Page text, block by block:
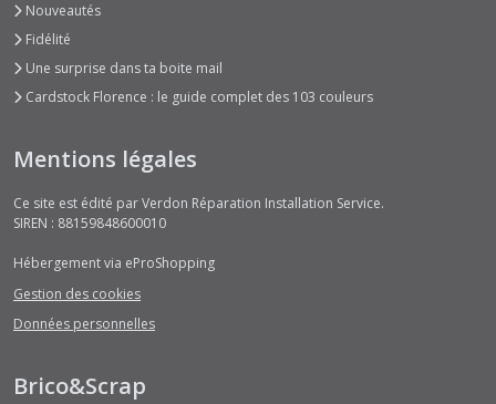
Nouveautés
Fidélité
Une surprise dans ta boite mail
Cardstock Florence : le guide complet des 103 couleurs
Mentions légales
Ce site est édité par Verdon Réparation Installation Service.
SIREN : 88159848600010
Hébergement via eProShopping
Gestion des cookies
Données personnelles
Brico&Scrap